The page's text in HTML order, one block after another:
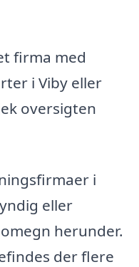
firma med
i Viby eller
oversigten
i
eller
herunder.
der flere